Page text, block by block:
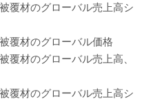
覆材のグローバル売上高シ
覆材のグローバル価格
覆材のグローバル売上高、
覆材のグローバル売上高シ